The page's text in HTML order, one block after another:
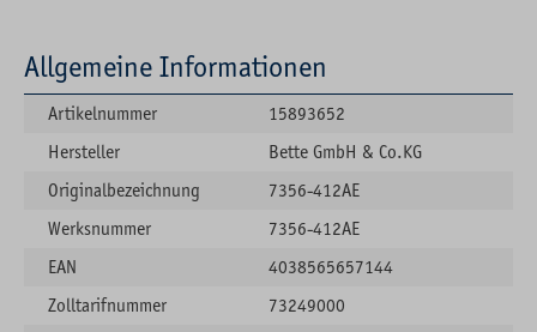
Allgemeine Informationen
Artikelnummer
15893652
Hersteller
Bette GmbH & Co.KG
Originalbezeichnung
7356-412AE
Werksnummer
7356-412AE
EAN
4038565657144
Zolltarifnummer
73249000